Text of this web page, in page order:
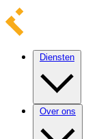
Diensten
Over ons